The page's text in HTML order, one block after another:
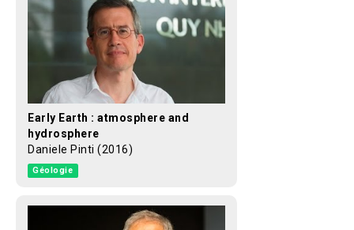
Early Earth : atmosphere and
hydrosphere
Daniele Pinti (2016)
Géologie